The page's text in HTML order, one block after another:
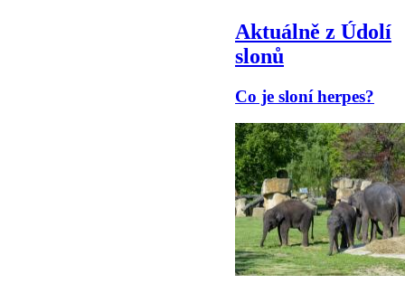
Aktuálně z Údolí
slonů
Co je sloní herpes?